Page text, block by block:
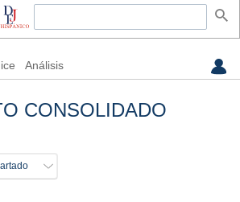
Análisis
CONSOLIDADO